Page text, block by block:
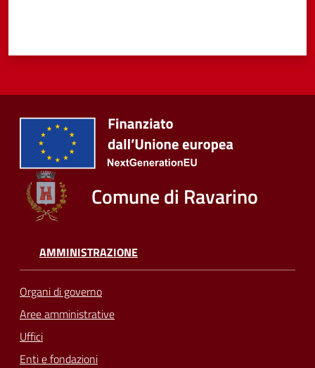
Comune di Ravarino
AMMINISTRAZIONE
Organi di governo
Aree amministrative
Uffici
Enti e fondazioni